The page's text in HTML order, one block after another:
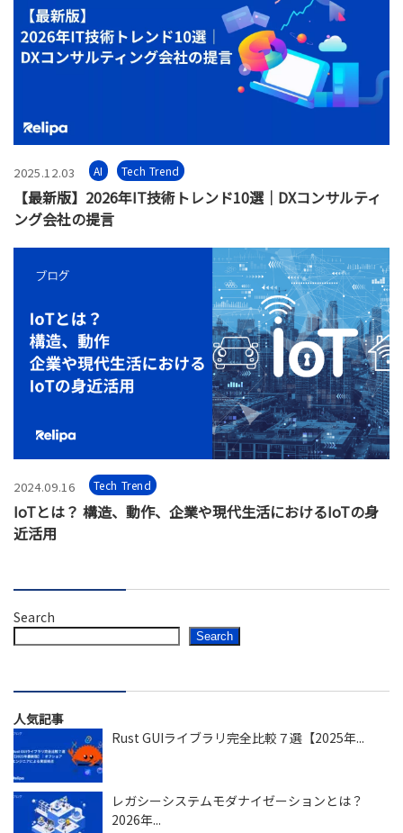
2025.12.03 AI Tech Trend
【最新版】2026年IT技術トレンド10選｜DXコンサルティ
ング会社の提言
2024.09.16 Tech Trend
IoTとは？ 構造、動作、企業や現代生活におけるIoTの身
近活用
Search
Search
人気記事
Rust GUIライブラリ完全比較７選【2025年...
レガシーシステムモダナイゼーションとは？
2026年...